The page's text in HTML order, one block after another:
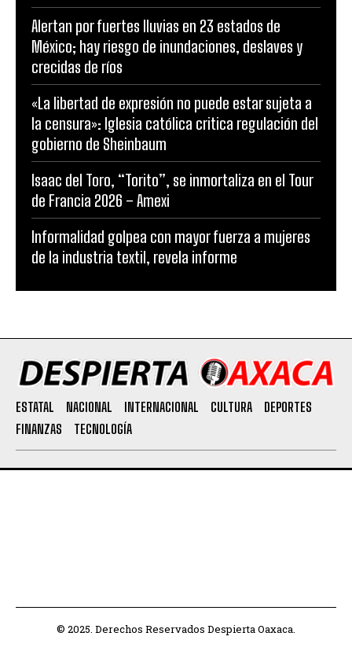
Alertan por fuertes lluvias en 23 estados de
México; hay riesgo de inundaciones, deslaves y
crecidas de ríos
«La libertad de expresión no puede estar sujeta a
la censura»: Iglesia católica critica regulación del
gobierno de Sheinbaum
Isaac del Toro, “Torito”, se inmortaliza en el Tour
de Francia 2026 – Amexi
Informalidad golpea con mayor fuerza a mujeres
de la industria textil, revela informe
ESTATAL NACIONAL INTERNACIONAL CULTURA
DEPORTES
FINANZAS
TECNOLOGÍA
© 2025. Derechos Reservados Despierta Oaxaca.